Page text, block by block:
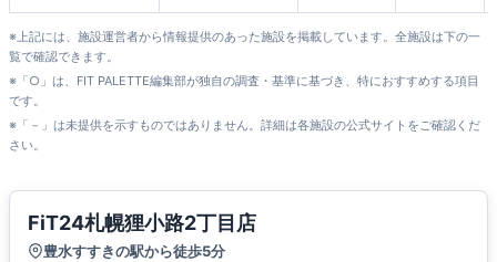
※上記には、施設運営者から情報提供のあった施設を掲載しています。全施設は下の一
覧で確認できます。
※「○」は、FIT PALETTE編集部が独自の調査・基準に基づき、特におすすめする項目
です。
※「－」は未提供を示すものではありません。詳細は各施設の公式サイトをご確認くだ
さい。
FiT24札幌狸小路2丁目店
豊水すすきの駅から徒歩5分